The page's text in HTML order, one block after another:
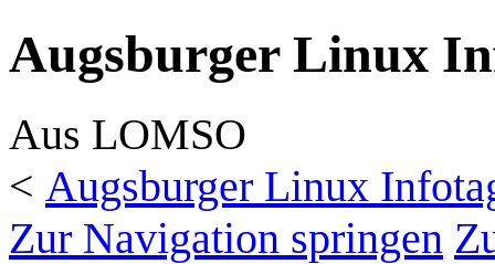
Augsburger Linux
Aus LOMSO
< Augsburger Linux
Zur Navigation springen